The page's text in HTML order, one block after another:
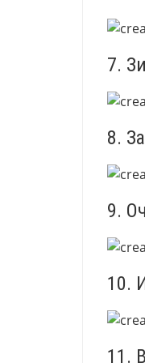
7.
8.
9.
10.
11.